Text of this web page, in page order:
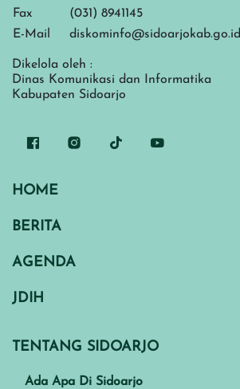
Fax
(031) 8941145
E-Mail
diskominfo@sidoarjokab.go.id
Dikelola oleh :
Dinas Komunikasi dan Informatika
Kabupaten Sidoarjo
HOME
BERITA
AGENDA
JDIH
TENTANG SIDOARJO
Ada Apa Di Sidoarjo